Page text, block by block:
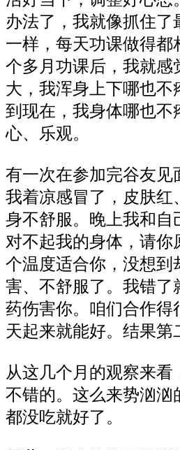
办法了，我就像抓住了
一样，每天功课做得都
个多月功课后 ，我就感
大，我浑身上下哪也不
到现在，我身体哪也不
心、 乐观。
有一次在参加完谷友见
我着凉感冒了，皮肤红、
身不舒服。晚上我和 自
对不起我的身体 ，请你
个温度适合你， 没想到
害、不舒服了。我错了
药伤害你。咱们合作得
天起来就能好。结果第
从这几个月 的观察来看
不错的。这么来势汹汹
都没吃就好了。